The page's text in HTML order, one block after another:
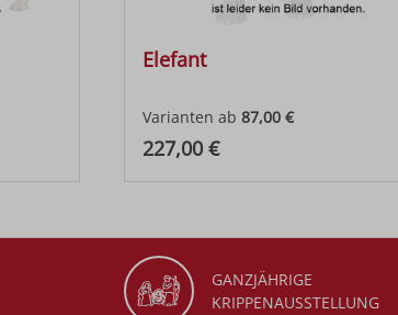
Elefant
Varianten ab 87,00 €
Regulärer Preis:
227,00 €
GANZJÄHRIGE
KRIPPENAUSSTELLUNG